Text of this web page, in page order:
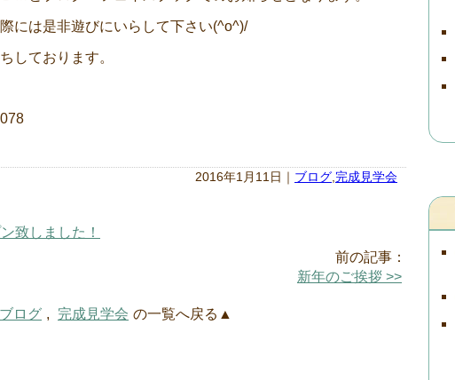
には是非遊びにいらして下さい(^o^)/
しております。
2016年1月11日｜ ブログ 完成見学会
致しました！
前の記事：
新年のご挨拶 >>
ブログ , 完成見学会 の一覧へ戻る▲